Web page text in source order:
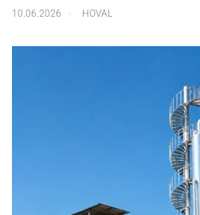
10.06.2026 . HOVAL